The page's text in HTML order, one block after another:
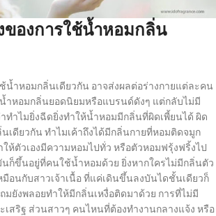
องการใช้น้ำหอมกลิ่น
น้ำหอมกลิ่นเดียวกัน อาจส่งผลต่อร่างกายแต่ละคน
ำหอมกลิ่นยอดนิยมหรือแบรนด์ดังๆ แต่กลับไม่มี
ทำไมยิ่งฉีดยิ่งทำให้น้ำหอมมีกลิ่นที่ผิดเพี้ยนได้ ผิด
ดียวกัน ทำไมเค้าถึงได้มีกลิ่นกายที่หอมติดจมูก
ห้ตัวเองมีความหอมไปทั่ว หรือตัวหอมฟรุ้งฟริ้งไป
นก็ขึ้นอยู่ที่คนใช้น้ำหอมด้วย ยิ่งหากใครไม่มีกลิ่นตัว
มือนกับสาวเจ้าเนื้อ ที่แค่เดินขึ้นลงบันไดชั้นเดียวก็
มยังพลอยทำให้มีกลิ่นเหงื่อติดมาด้วย การที่ไม่มี
เสริฐ ส่วนสาวๆ คนไหนที่ต้องทำงานกลางแจ้ง หรือ